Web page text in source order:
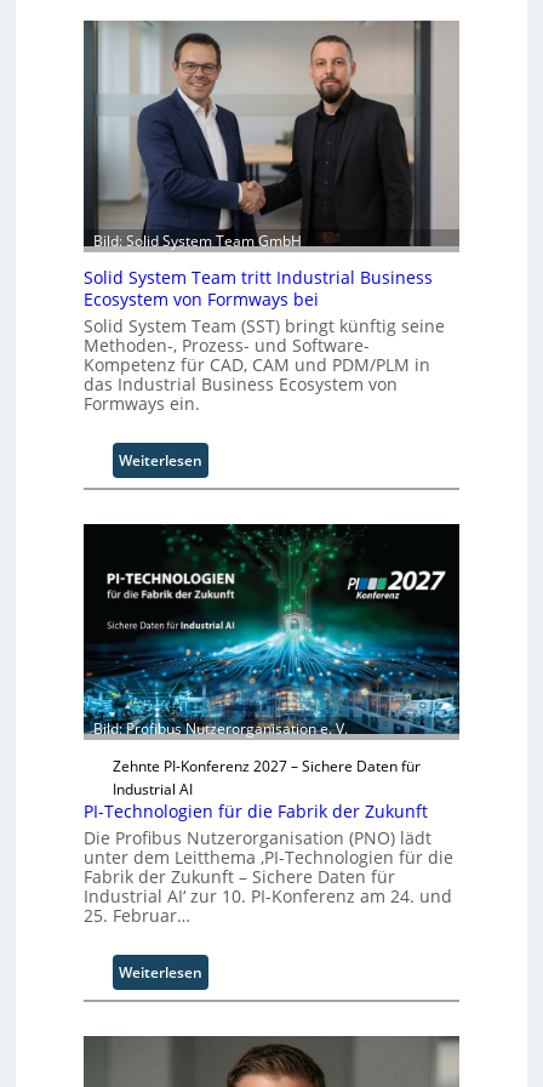
i
v
e
r
s
a
l
A
o
m
a
t
i
o
n
O
g
h
s
t
w
e
i
t
e
r
Bild: Solid System Team GmbH
Solid System Team tritt Industrial Business
Ecosystem von Formways bei
Solid System Team (SST) bringt künftig seine
Methoden-, Prozess- und Software-
Kompetenz für CAD, CAM und PDM/PLM in
das Industrial Business Ecosystem von
Formways ein.
Weiterlesen
S
l
d
S
y
s
t
e
m
T
e
m
r
i
t
d
s
Bild: Profibus Nutzerorganisation e. V.
Zehnte PI-Konferenz 2027 – Sichere Daten für
Industrial AI
PI-Technologien für die Fabrik der Zukunft
Die Profibus Nutzerorganisation (PNO) lädt
unter dem Leitthema ‚PI-Technologien für die
Fabrik der Zukunft – Sichere Daten für
Industrial AI‘ zur 10. PI-Konferenz am 24. und
25. Februar…
Weiterlesen
P
-